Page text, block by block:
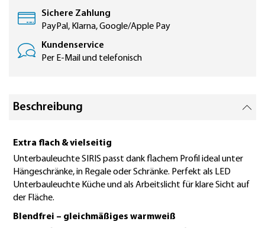
Sichere Zahlung
PayPal, Klarna, Google/Apple Pay
Kundenservice
Per E-Mail und telefonisch
Beschreibung
Extra flach & vielseitig
Unterbauleuchte SIRIS passt dank flachem Profil ideal unter
Hängeschränke, in Regale oder Schränke. Perfekt als LED
Unterbauleuchte Küche und als Arbeitslicht für klare Sicht auf
der Fläche.
Blendfrei – gleichmäßiges warmweiß